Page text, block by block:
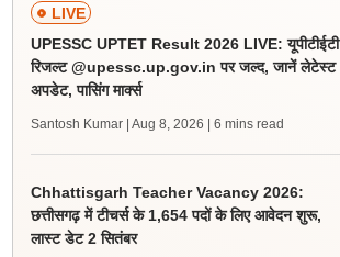
LIVE
UPESSC UPTET Result 2026 LIVE: यूपीटीईटी
रिजल्ट @upessc.up.gov.in पर जल्द, जानें लेटेस्ट
अपडेट, पासिंग मार्क्स
Santosh Kumar | Aug 8, 2026 | 6 mins read
Chhattisgarh Teacher Vacancy 2026:
छत्तीसगढ़ में टीचर्स के 1,654 पदों के लिए आवेदन शुरू,
लास्ट डेट 2 सितंबर